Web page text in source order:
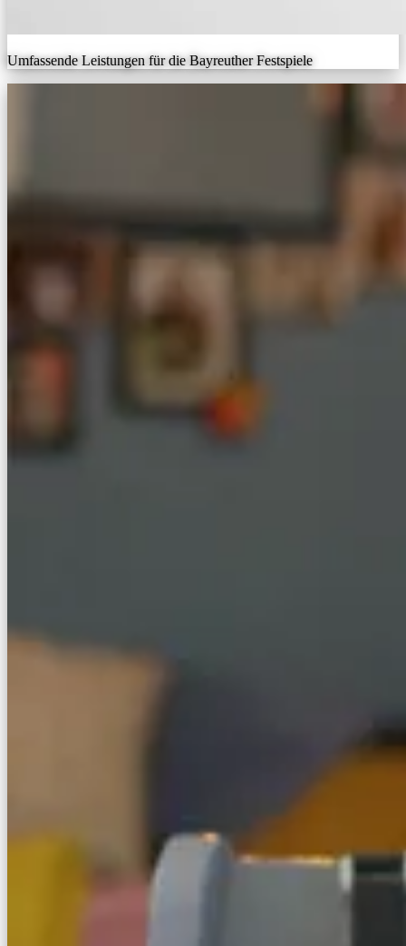
Umfassende Leistungen für die Bayreuther Festspiele